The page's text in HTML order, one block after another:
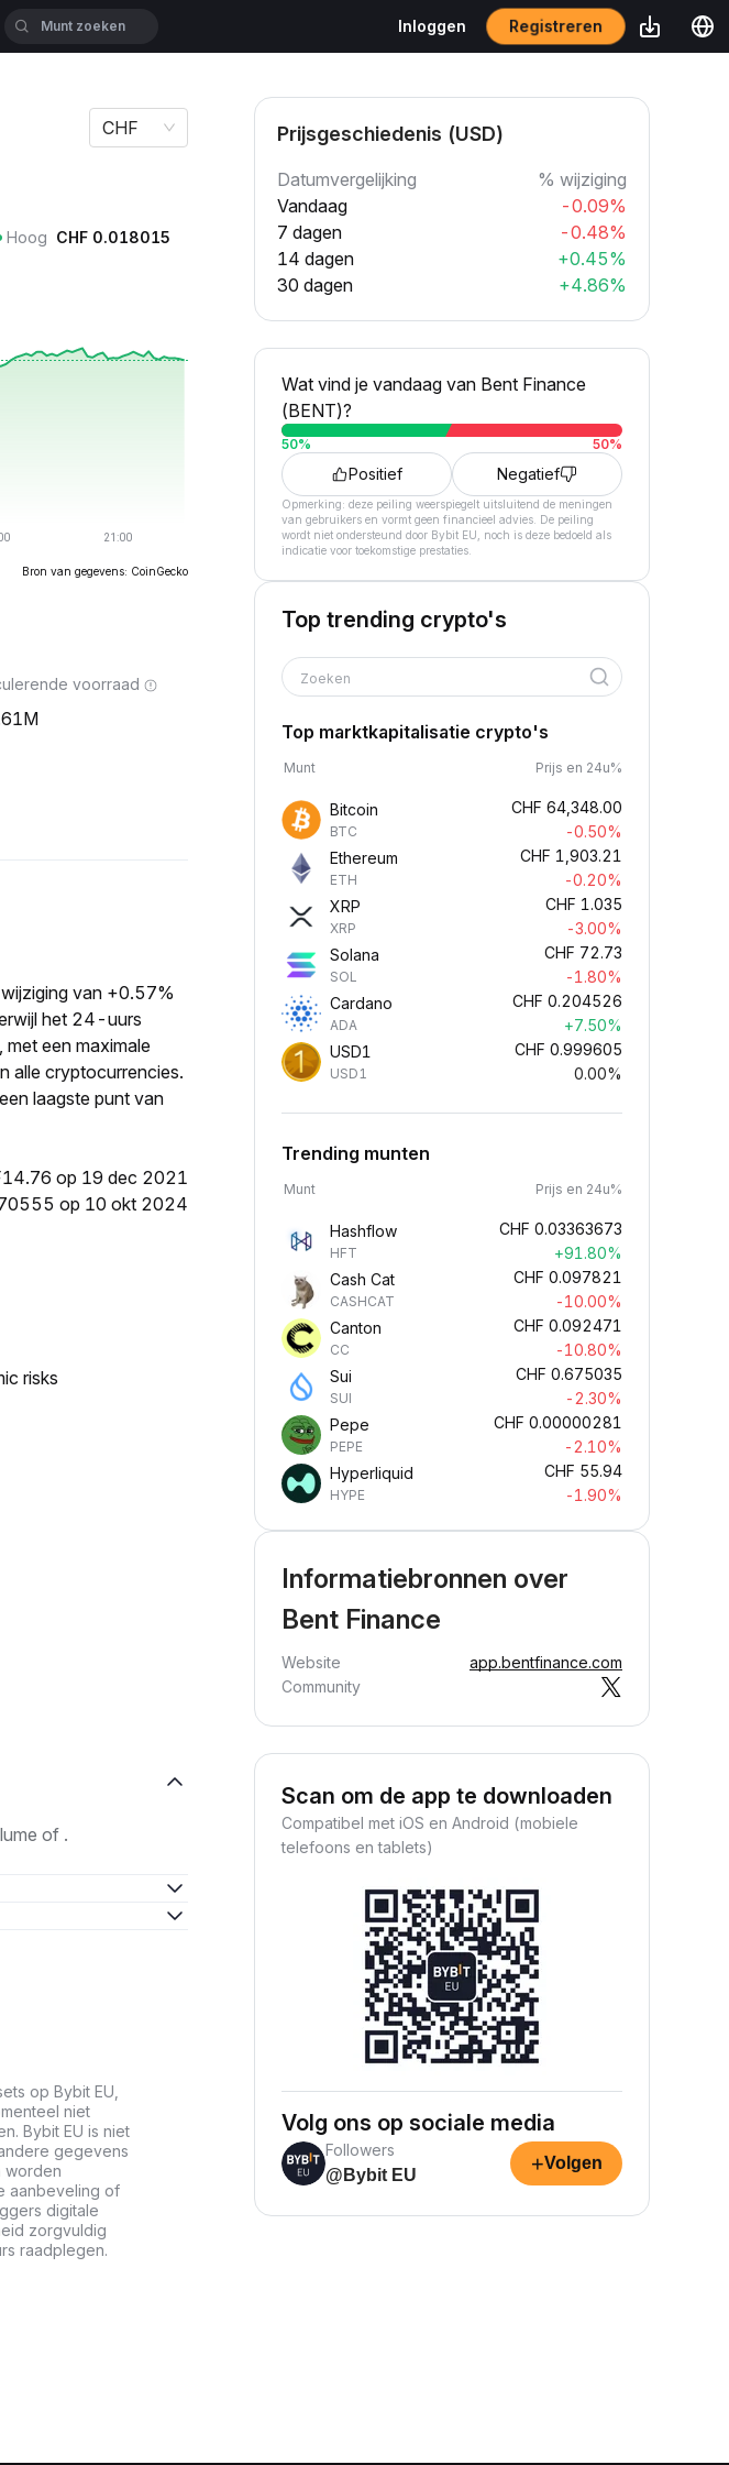
Inloggen Registreren
CHF
Hoog CHF 0.018015
Bron van gegevens: CoinGecko
voorraad
van +0.57%
het 24-uurs
een maximale
alle cryptocurrencies.
laagste punt van
op 19 dec 2021
op 10 okt 2024
risks
of .
op Bybit EU,
niet
Bybit EU is niet
gegevens
worden
aanbeveling of
digitale
zorgvuldig
raadplegen.
Prijsgeschiedenis (USD)
Datumvergelijking
% wijziging
Vandaag
-0.09%
7 dagen
-0.48%
14 dagen
+0.45%
30 dagen
+4.86%
Wat vind je vandaag van Bent Finance
(BENT)?
50% 50%
Positief Negatief
Opmerking: deze peiling weerspiegelt uitsluitend de meningen
van gebruikers en vormt geen financieel advies. De peiling
wordt niet ondersteund door Bybit EU, noch is deze bedoeld als
indicatie voor toekomstige prestaties.
Top trending crypto's
Zoeken
Top marktkapitalisatie crypto's
Munt Prijs en 24u%
Bitcoin
BTC
CHF 64,348.00
-0.50%
Ethereum
ETH
CHF 1,903.21
-0.20%
XRP
XRP
CHF 1.035
-3.00%
Solana
SOL
CHF 72.73
-1.80%
Cardano
ADA
CHF 0.204526
+7.50%
USD1
USD1
CHF 0.999605
0.00%
Trending munten
Munt Prijs en 24u%
Hashflow
HFT
CHF 0.03363673
+91.80%
Cash Cat
CASHCAT
CHF 0.097821
-10.00%
Canton
CC
CHF 0.092471
-10.80%
Sui
SUI
CHF 0.675035
-2.30%
Pepe
PEPE
CHF 0.00000281
-2.10%
Hyperliquid
HYPE
CHF 55.94
-1.90%
Informatiebronnen over
Bent Finance
Website
app.bentfinance.com
Community
Scan om de app te downloaden
Compatibel met iOS en Android (mobiele
telefoons en tablets)
Volg ons op sociale media
Followers
@Bybit EU
+Volgen